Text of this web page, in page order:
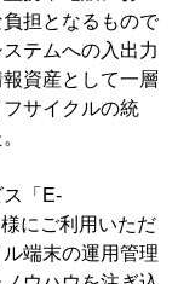
担となるもので
テムへの入出力
資産として一層
サイクルの統
「E-
にご利用いただ
端末の運用管理